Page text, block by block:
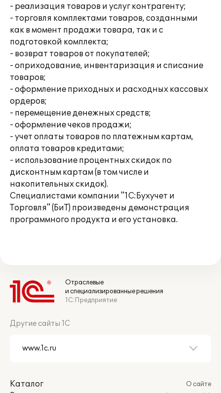
- реализация товаров и услуг контрагенту;
- торговля комплектами товаров, созданными
как в момент продажи товара, так и с
подготовкой комплекта;
- возврат товаров от покупателей;
- оприходование, инвентаризация и списание
товаров;
- оформление приходных и расходных кассовых
ордеров;
- перемещение денежных средств;
- оформление чеков продажи;
- учет оплаты товаров по платежным картам,
оплата товаров кредитами;
- использование процентных скидок по
дисконтным картам (в том числе и
накопительных скидок).
Специалистами компании "1С:Бухучет и
Торговля" (БиТ) произведены демонстрация
программного продукта и его установка.
Отраслевые
и специализированные решения
1С:Предприятие
Другие сайты 1С
Каталог
О сайте